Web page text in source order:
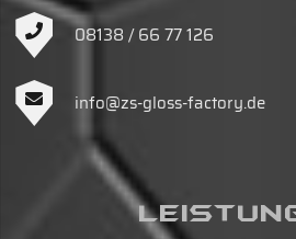
08138 / 66 77 126
info@zs-gloss-factory.de